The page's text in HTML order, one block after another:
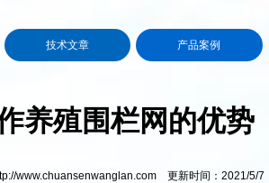
技术文章 产品案例
养殖围栏网的优势
www.chuansenwanglan.com 更新时间：2021/5/7